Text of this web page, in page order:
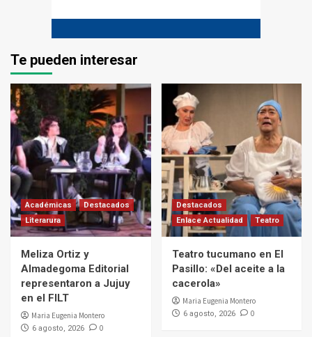
Te pueden interesar
Académicas
Destacados
Literarura
Meliza Ortiz y
Almadegoma Editorial
representaron a Jujuy
en el FILT
Maria Eugenia Montero
6 agosto, 2026 0
Destacados
Enlace Actualidad
Teatro
Teatro tucumano en El
Pasillo: «Del aceite a la
cacerola»
Maria Eugenia Montero
6 agosto, 2026 0